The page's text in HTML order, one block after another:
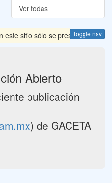
Ver todas
Toggle nav
este sitio sólo se presentan las
Abierto
publicación
) de GACETA